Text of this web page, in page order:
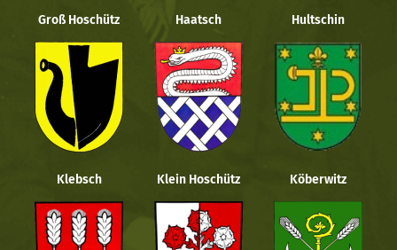
Groß Hoschütz Haatsch Hultschin
Klebsch Klein Hoschütz Köberwitz